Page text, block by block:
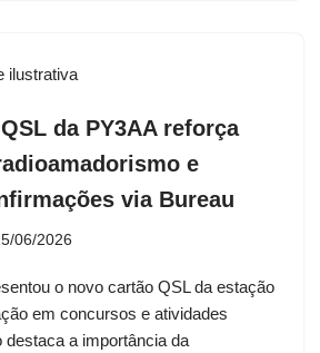
da PY3AA reforça
e
via Bureau
06/2026
o novo cartão QSL da estação
em concursos e atividades
destaca a importância da